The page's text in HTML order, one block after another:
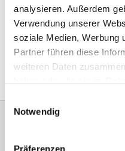
analysieren. Außerdem
Verwendung unserer
soziale Medien, Werbung
Partner führen diese
weiteren Daten
Einwilligungsauswahl
Notwendig
Präferenzen
Hier geht es zu unseren
Impressum und